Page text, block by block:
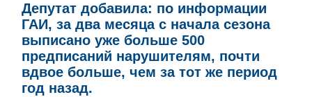
Депутат добавила: по информации
ГАИ, за два месяца с начала сезона
выписано уже больше 500
предписаний нарушителям, почти
вдвое больше, чем за тот же период
год назад.